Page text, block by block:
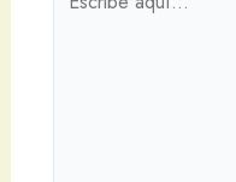
aquí...